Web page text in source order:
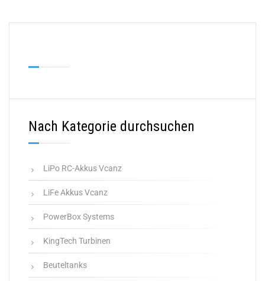
Nach Kategorie durchsuchen
LiPo RC-Akkus Vcanz
LiFe Akkus Vcanz
PowerBox Systems
KingTech Turbinen
Beuteltanks